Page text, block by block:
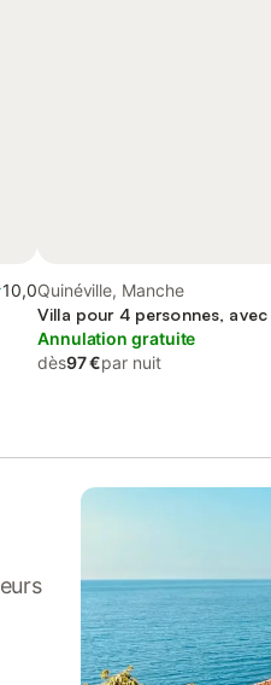
10,0Quinéville, Manche
Villa pour 4 personnes,
Annulation gratuite
dès97 €par nuit